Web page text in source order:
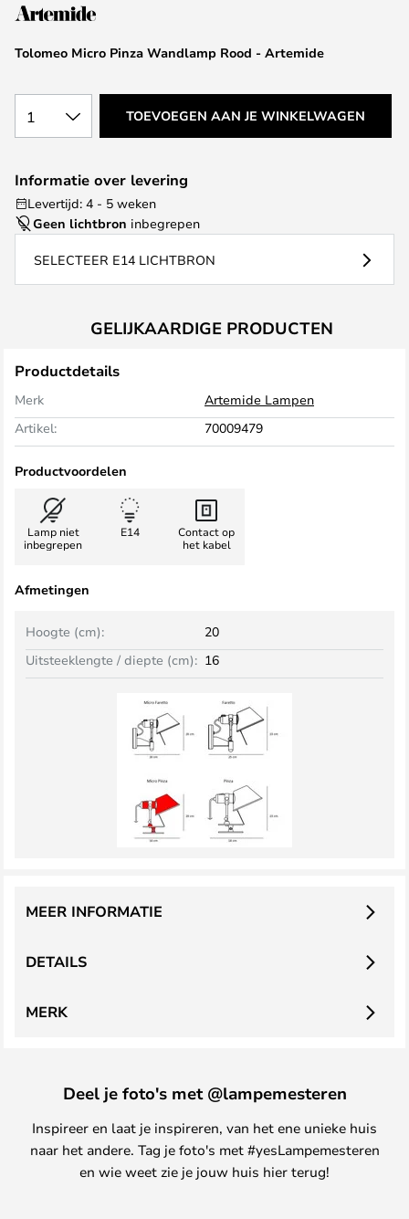
de
gallerij
Tolomeo Micro Pinza Wandlamp Rood - Artemide
1 TOEVOEGEN AAN JE WINKELWAGEN
Informatie over levering
Levertijd: 4 - 5 weken
Geen lichtbron inbegrepen
SELECTEER E14 LICHTBRON
GELIJKAARDIGE PRODUCTEN
Productdetails
Merk
Artemide Lampen
Artikel:
70009479
Productvoordelen
Lamp niet
inbegrepen
E14
Contact op
het kabel
Afmetingen
Hoogte (cm):
20
Uitsteeklengte / diepte (cm): 16
DETAILS
MEER INFORMATIE
MERK
Deel je foto's met @lampemesteren
Inspireer en laat je inspireren, van het ene unieke huis
naar het andere. Tag je foto's met #yesLampemesteren
en wie weet zie je jouw huis hier terug!